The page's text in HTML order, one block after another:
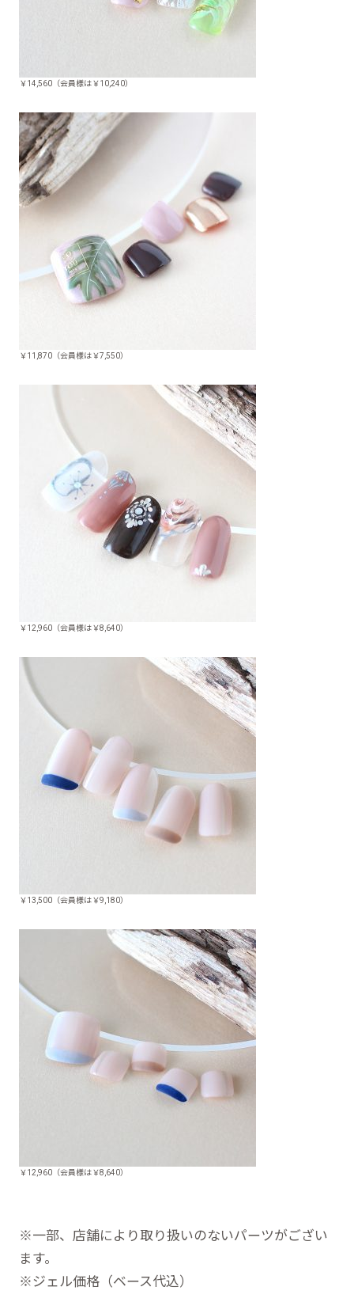
￥14,560（会員様は￥10,240）
￥11,870（会員様は￥7,550）
￥12,960（会員様は￥8,640）
￥13,500（会員様は￥9,180）
￥12,960（会員様は￥8,640）
※一部、店舗により取り扱いのないパーツがござい
ます。
※ジェル価格（ベース代込）